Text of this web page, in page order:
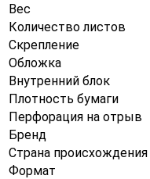
Вес
Количество листов
Скрепление
Обложка
Внутренний блок
Плотность бумаги
Перфорация на отрыв
Бренд
Страна происхождения
Формат